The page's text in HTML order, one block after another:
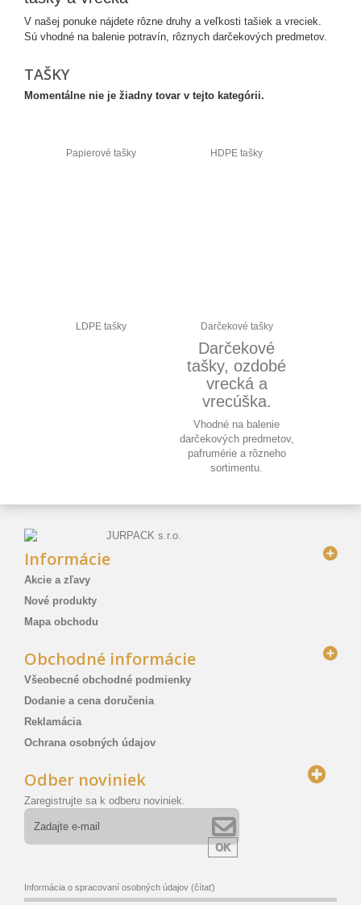
V našej ponuke nájdete rôzne druhy a veľkosti tašiek a vreciek.
Sú vhodné na balenie potravín, rôznych darčekových predmetov.
TAŠKY
Momentálne nie je žiadny tovar v tejto kategórii.
Papierové tašky HDPE tašky
LDPE tašky Darčekové tašky
Darčekové
tašky, ozdobé
vrecká a
vrecúška.
Vhodné na balenie
darčekových predmetov,
pafrumérie a rôzneho
sortimentu.
Informácie
Akcie a zľavy
Nové produkty
Mapa obchodu
Obchodné informácie
Všeobecné obchodné podmienky
Dodanie a cena doručenia
Reklamácia
Ochrana osobných údajov
Odber noviniek
Zaregistrujte sa k odberu noviniek.
OK
Informácia o spracovaní osobných údajov (čítať)